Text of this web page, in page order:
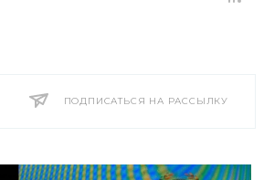
ПОДПИСАТЬСЯ НА РАССЫЛКУ
2013 2012 2011